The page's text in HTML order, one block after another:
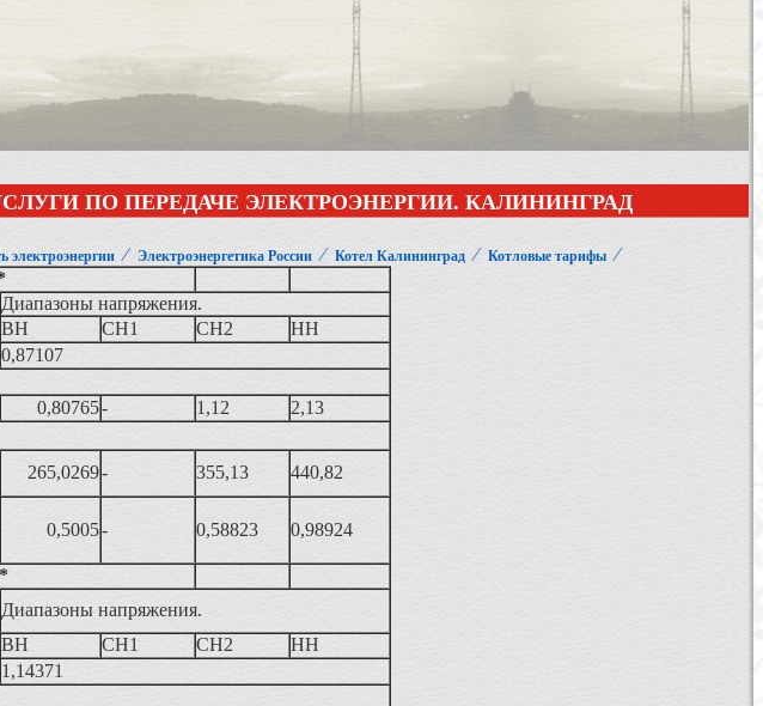
ПО ПЕРЕДАЧЕ ЭЛЕКТРОЭНЕРГИИ. КАЛИНИНГРАД
электроэнергии ⁄ Электроэнергетика России ⁄ Котел Калининград ⁄ Котловые тарифы ⁄
Диапазоны напряжения.
ВН
СН1 СН2
НН
0,87107
0,80765- 1,12
2,13
265,0269- 355,13 440,82
0,5005- 0,58823 0,98924
Диапазоны напряжения.
ВН
СН1 СН2
НН
1,14371